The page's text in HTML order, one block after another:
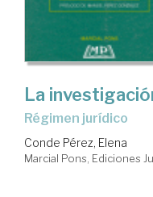
La
régimen jurídico
Conde Pérez, Elena
Marcial Pons, Ediciones